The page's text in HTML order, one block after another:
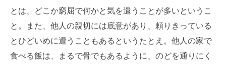
とは、どこか窮屈で何かと気を遣うことが多いというこ
と。また、他人の親切には底意があり、頼りきっている
とひどいめに遭うこともあるというたとえ。他人の家で
食べる飯は、まるで骨でもあるように、のどを通りにく